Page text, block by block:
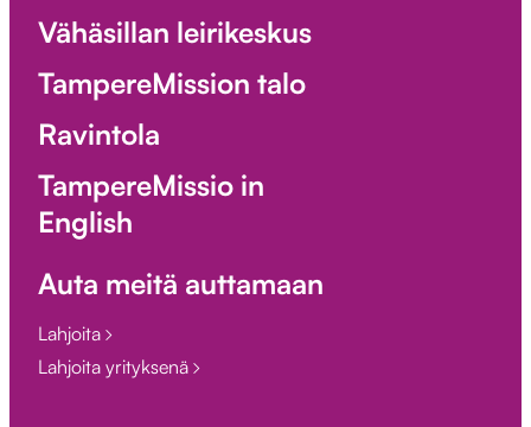
Vähäsillan leirikeskus
TampereMission talo
Ravintola
TampereMissio in
English
Auta meitä auttamaan
Lahjoita
Lahjoita yrityksenä